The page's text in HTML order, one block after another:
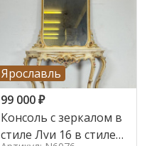
Ярославль
99 000₽
Консоль с зеркалом в
стиле Луи 16 в стиле